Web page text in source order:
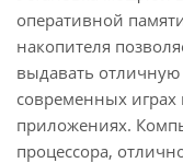
оперативной
накопителя
выдавать
современных
приложениях.
процессора,